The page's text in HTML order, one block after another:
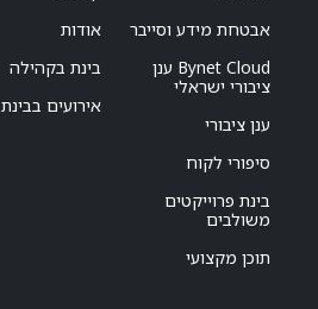
אבטחת מידע וסייבר
Bynet Cloud ענן
ציבורי ישראלי
ענן ציבורי
סיפורי לקוח
בינת פרוייקטים
משולבים
תוכן מקצועי
אודות
בינת בקהילה
אירועים בבינת